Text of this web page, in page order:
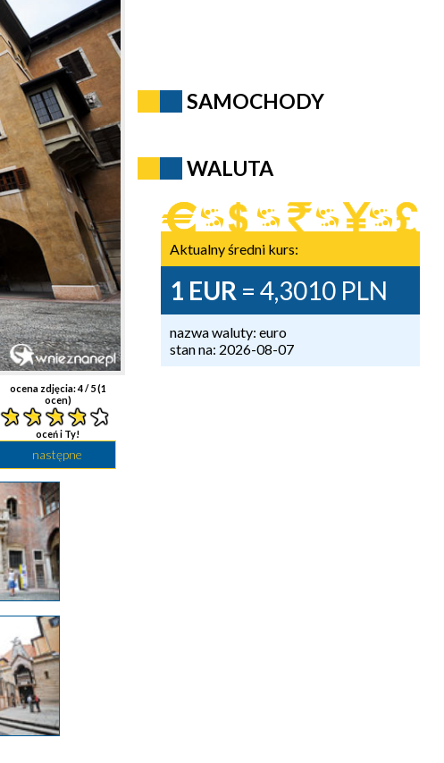
ocena zdjęcia:4/ 5 (1
ocen)
oceń i Ty!
następne
SAMOCHODY
WALUTA
Aktualny średni kurs:
1 EUR = 4,3010 PLN
nazwa waluty: euro
stan na: 2026-08-07